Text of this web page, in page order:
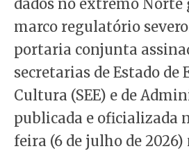
dados no extremo
marco regulatório
portaria conjunta
secretarias de Estado de
Cultura (SEE) e de
publicada e oficializada
feira (6 de julho de